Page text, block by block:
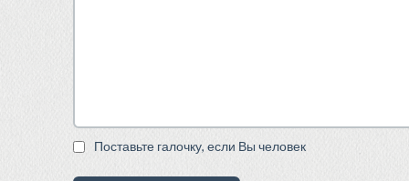
Поставьте галочку, если Вы человек